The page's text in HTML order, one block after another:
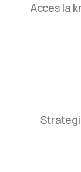
Acces la